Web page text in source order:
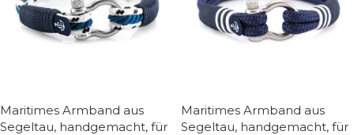
Maritimes Armband aus
Segeltau, handgemacht, für
Maritimes Armband aus
Segeltau, handgemacht, für